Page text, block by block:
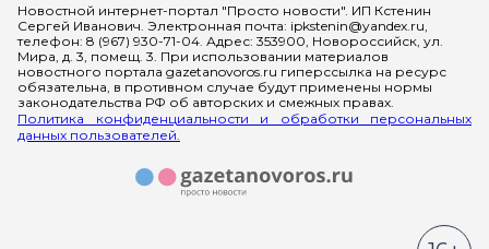
Новостной интернет-портал "Просто новости". ИП Кстенин
Сергей Иванович. Электронная почта: ipkstenin@yandex.ru,
телефон: 8 (967) 930-71-04. Адрес: 353900, Новороссийск, ул.
Мира, д. 3, помещ. 3. При использовании материалов
новостного портала gazetanovoros.ru гиперссылка на ресурс
обязательна, в противном случае будут применены нормы
законодательства РФ об авторских и смежных правах.
Политика конфиденциальности и обработки персональных
данных пользователей.